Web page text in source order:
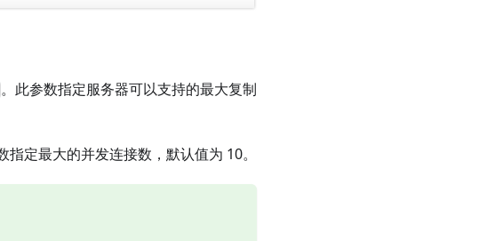
。此参数指定服务器可以支持的最大复制
指定最大的并发连接数，默认值为 10。